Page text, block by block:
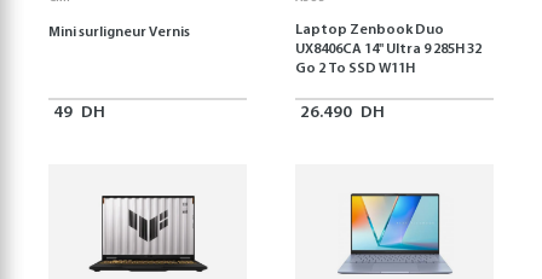
Mini surligneur Vernis
49 DH
Laptop Zenbook Duo
UX8406CA 14'' Ultra 9 285H 32
Go 2 To SSD W11H
26.490 DH